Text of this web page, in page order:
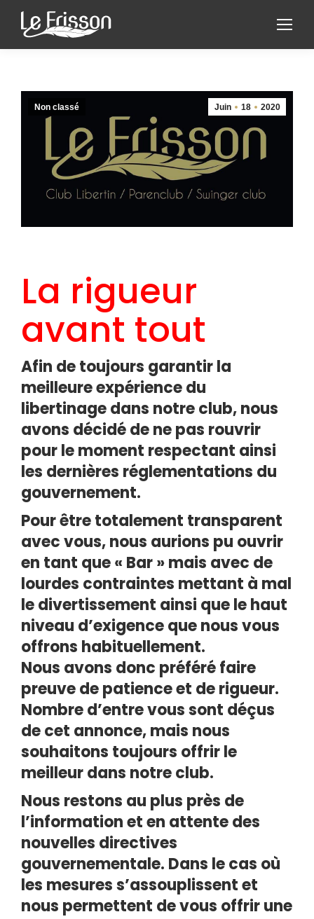
Juin 18 2020
Non classé
La rigueur
avant tout
Afin de toujours garantir la
meilleure expérience du
libertinage dans notre club, nous
avons décidé de ne pas rouvrir
pour le moment respectant ainsi
les dernières réglementations du
gouvernement.
Pour être totalement transparent
avec vous, nous aurions pu ouvrir
en tant que « Bar » mais avec de
lourdes contraintes mettant à mal
le divertissement ainsi que le haut
niveau d’exigence que nous vous
offrons habituellement.
Nous avons donc préféré faire
preuve de patience et de rigueur.
Nombre d’entre vous sont déçus
de cet annonce, mais nous
souhaitons toujours offrir le
meilleur dans notre club.
Nous restons au plus près de
l’information et en attente des
nouvelles directives
gouvernementale. Dans le cas où
les mesures s’assouplissent et
nous permettent de vous offrir une